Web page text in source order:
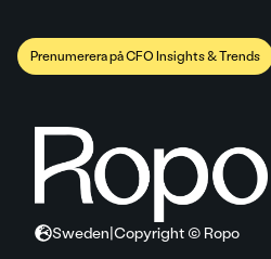
Prenumerera på CFO Insights & Trends
Sweden Copyright © Ropo